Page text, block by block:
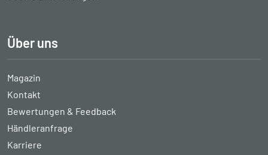
Über uns
Magazin
Kontakt
Bewertungen & Feedback
Händleranfrage
Karriere